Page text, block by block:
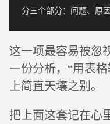
这一项最容易被忽
一份分析，“用表
上简直天壤之别。
把上面这套记在心